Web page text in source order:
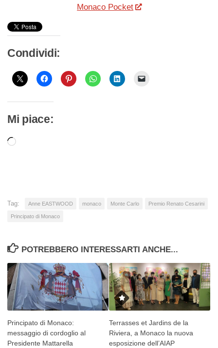
Monaco Pocket
Condividi:
Mi piace:
Caricamento
Tag: Anne EASTWOOD monaco Monte Carlo Premio Renato Cesarini
Principato di Monaco
POTREBBERO INTERESSARTI ANCHE...
Principato di Monaco:
messaggio di cordoglio al
Presidente Mattarella
Terrasses et Jardins de la
Riviera, a Monaco la nuova
esposizione dell’AIAP